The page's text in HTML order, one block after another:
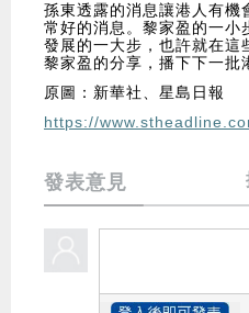
孫東透露的消息讓港人有機
常好的消息。黎家盈的一小
發展的一大步，也許就在這
黎家盈的分享，播下下一批
原圖：新華社、星島日報
https://
發表意見